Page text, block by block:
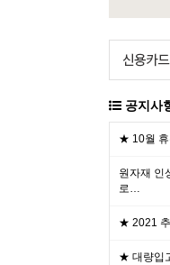
공지사
★ 10월 휴
원자재 인
로…
★ 2021
★ 대량입